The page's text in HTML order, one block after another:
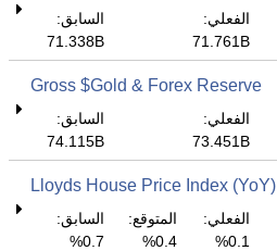
الفعلي:
71.761B
السابق:
71.338B
Gross $Gold & Forex Reserve
الفعلي:
73.451B
السابق:
74.115B
Lloyds House Price Index (YoY)
الفعلي:
0.1%
المتوقع:
0.4%
السابق:
0.7%